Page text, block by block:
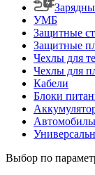
УМБ
Защитные
Защитные
Чехлы для
Чехлы для
Кабели
Блоки
Выбор по